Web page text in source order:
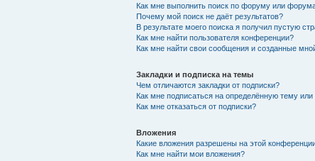
Как мне выполнить поиск по форуму или
Почему мой поиск не даёт результатов?
В результате моего поиска я получил пустую
Как мне найти пользователя конференции?
Как мне найти свои сообщения и созданные
Закладки и подписка на темы
Чем отличаются закладки от подписки?
Как мне подписаться на определённую тему
Как мне отказаться от подписки?
Вложения
Какие вложения разрешены на этой
Как мне найти мои вложения?